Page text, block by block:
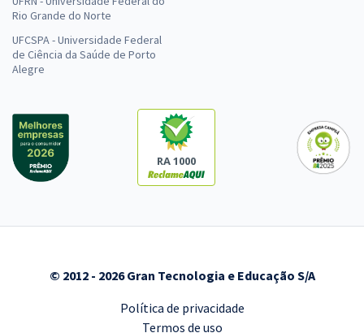
Rio Grande do Norte
UFCSPA - Universidade Federal
de Ciência da Saúde de Porto
Alegre
RA 1000
© 2012 - 2026 Gran Tecnologia e Educação S/A
Política de privacidade
Termos de uso